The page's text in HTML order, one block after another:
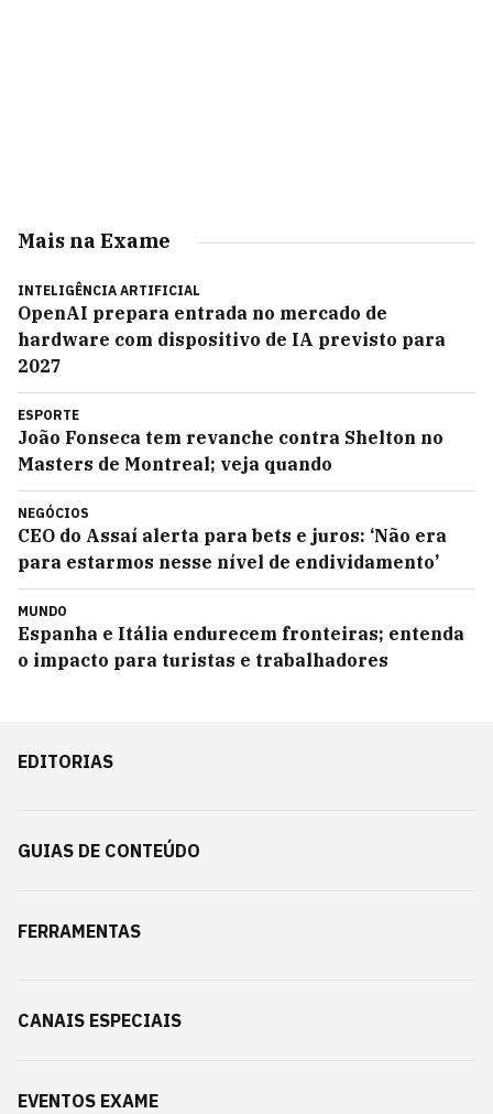
Mais na Exame
INTELIGÊNCIA ARTIFICIAL
OpenAI prepara entrada no mercado de
hardware com dispositivo de IA previsto para
2027
ESPORTE
João Fonseca tem revanche contra Shelton no
Masters de Montreal; veja quando
NEGÓCIOS
CEO do Assaí alerta para bets e juros: ‘Não era
para estarmos nesse nível de endividamento’
MUNDO
Espanha e Itália endurecem fronteiras; entenda
o impacto para turistas e trabalhadores
EDITORIAS
GUIAS DE CONTEÚDO
FERRAMENTAS
CANAIS ESPECIAIS
EVENTOS EXAME